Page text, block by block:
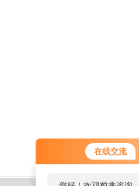
在线交流